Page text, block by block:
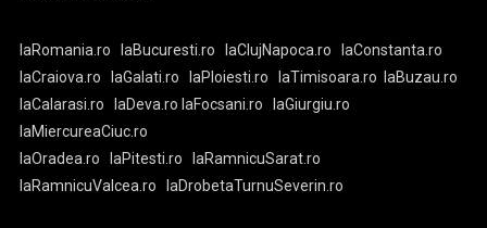
laRomania.ro laBucuresti.ro laClujNapoca.ro
laConstanta.ro
laCraiova.ro
laGalati.ro laPloiesti.ro laTimisoara.ro
laBuzau.ro
laCalarasi.ro
laDeva.ro laFocsani.ro
laGiurgiu.ro
laMiercureaCiuc.ro
laOradea.ro
laPitesti.ro
laRamnicuSarat.ro
laRamnicuValcea.ro
laDrobetaTurnuSeverin.ro